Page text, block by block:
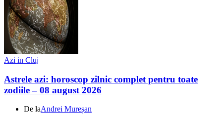
Azi in Cluj
Astrele azi: horoscop zilnic complet pentru toate
zodiile – 08 august 2026
De laAndrei Mureșan